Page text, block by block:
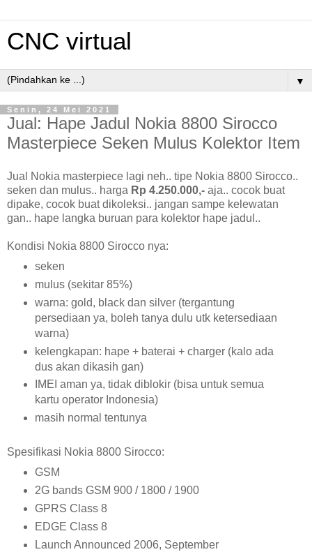
CNC virtual
▼
Senin, 24 Mei 2021
Jual: Hape Jadul Nokia 8800 Sirocco
Masterpiece Seken Mulus Kolektor Item
Jual Nokia masterpiece lagi neh.. tipe Nokia 8800 Sirocco..
seken dan mulus.. harga Rp 4.250.000,- aja.. cocok buat
dipake, cocok buat dikoleksi.. jangan sampe kelewatan
gan.. hape langka buruan para kolektor hape jadul..
Kondisi Nokia 8800 Sirocco nya:
seken
mulus (sekitar 85%)
warna: gold, black dan silver (tergantung
persediaan ya, boleh tanya dulu utk ketersediaan
warna)
kelengkapan: hape + baterai + charger (kalo ada
dus akan dikasih gan)
IMEI aman ya, tidak diblokir (bisa untuk semua
kartu operator Indonesia)
masih normal tentunya
Spesifikasi Nokia 8800 Sirocco:
GSM
2G bands GSM 900 / 1800 / 1900
GPRS Class 8
EDGE Class 8
Launch Announced 2006, September